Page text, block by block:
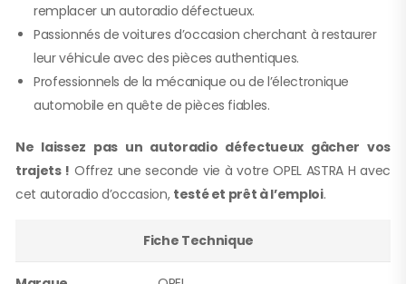
remplacer un autoradio défectueux.
Passionnés de voitures d’occasion cherchant à restaurer
leur véhicule avec des pièces authentiques.
Professionnels de la mécanique ou de l’électronique
automobile en quête de pièces fiables.
Ne laissez pas un autoradio défectueux gâcher vos
trajets ! Offrez une seconde vie à votre OPEL ASTRA H avec
cet autoradio d’occasion, testé et prêt à l’emploi.
Fiche Technique